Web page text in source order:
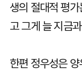
생의 절대적 평
고 그게 늘 지금
한편 정우성은 양